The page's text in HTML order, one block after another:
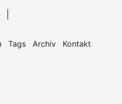
Tags Archiv Kontakt